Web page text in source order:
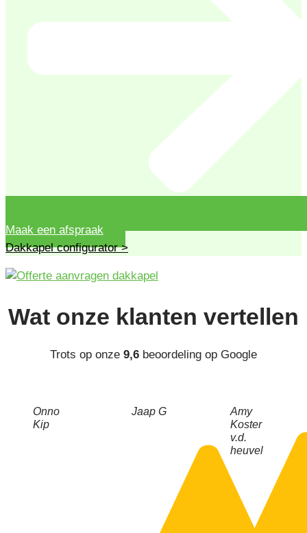
Maak een afspraak
Dakkapel configurator >
Wat onze klanten vertellen
Trots op onze 9,6 beoordeling op Google
Onno
Kip
Jaap G
Amy
Koster
v.d.
heuvel